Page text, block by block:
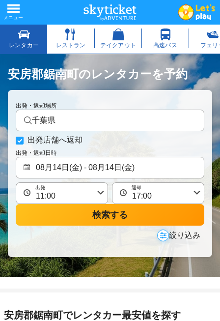
安房郡鋸南町のレンタカーを予約
出発・返却場所
千葉県
出発店舗へ返却
出発・返却日時
出発 返却
検索する
絞り込み
安房郡鋸南町でレンタカー最安値を探す